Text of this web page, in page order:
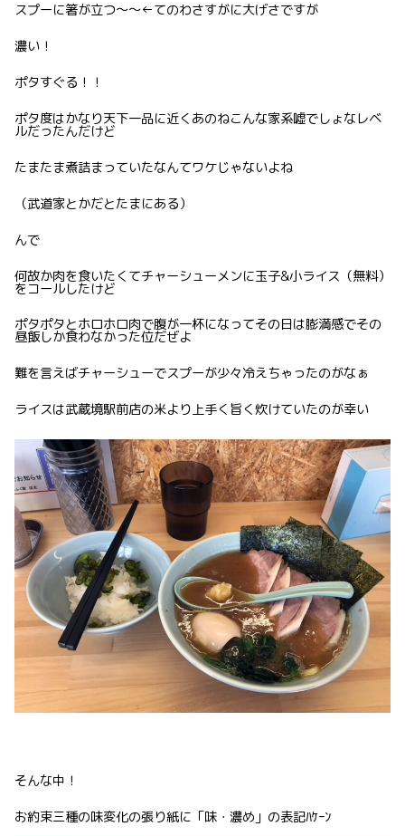
スプーに箸が立つ〜〜←てのわさすがに大げさですが
濃い！
ポタすぐる！！
ポタ度はかなり天下一品に近くあのねこんな家系嘘でしょなレベ
ルだったんだけど
たまたま煮詰まっていたなんてワケじゃないよね
（武道家とかだとたまにある）
んで
何故か肉を食いたくてチャーシューメンに玉子&小ライス（無料）
をコールしたけど
ポタポタとホロホロ肉で腹が一杯になってその日は膨満感でその
昼飯しか食わなかった位だぜよ
難を言えばチャーシューでスプーが少々冷えちゃったのがなぁ
ライスは武蔵境駅前店の米より上手く旨く炊けていたのが幸い
そんな中！
お約束三種の味変化の張り紙に「味・濃め」の表記ﾊｹｰﾝ